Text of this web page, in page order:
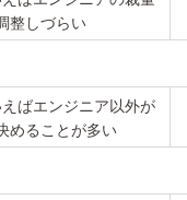
整しづらい
ばエンジニア以外が
めることが多い